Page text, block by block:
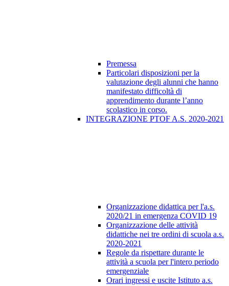
Premessa
Particolari disposizioni per la
valutazione degli alunni che hanno
manifestato difficoltà di
apprendimento durante l’anno
scolastico in corso.
INTEGRAZIONE PTOF A.S. 2020-2021
Organizzazione didattica per l'a.s.
2020/21 in emergenza COVID 19
Organizzazione delle attività
didattiche nei tre ordini di scuola a.s.
2020-2021
Regole da rispettare durante le
attività a scuola per l'intero periodo
emergenziale
Orari ingressi e uscite Istituto a.s.